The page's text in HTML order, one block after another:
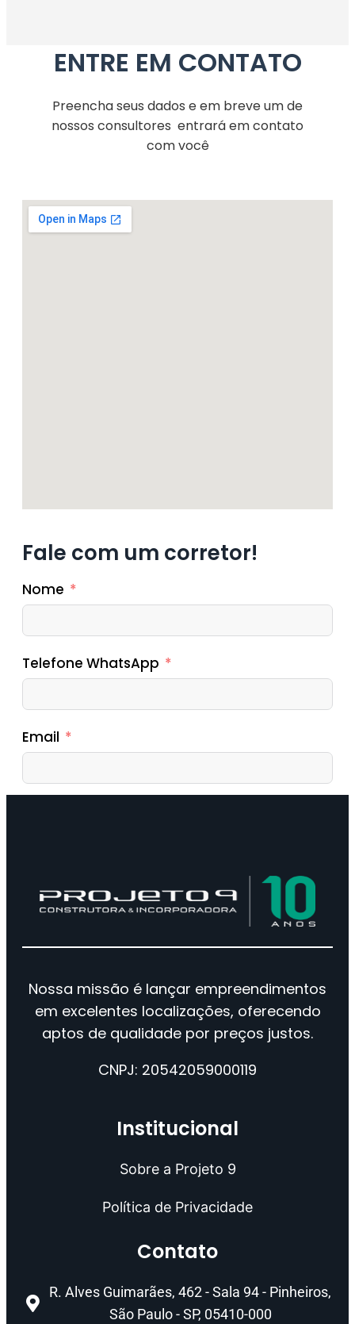
ENTRE EM CONTATO
Preencha seus dados e em breve um de
nossos consultores entrará em contato
com você
Fale com um corretor!
Nome
Telefone WhatsApp
Email
Nossa missão é lançar empreendimentos
em excelentes localizações, oferecendo
aptos de qualidade por preços justos.
CNPJ: 20542059000119
Institucional
Sobre a Projeto 9
Política de Privacidade
Contato
R. Alves Guimarães, 462 - Sala 94 - Pinheiros,
São Paulo - SP, 05410-000